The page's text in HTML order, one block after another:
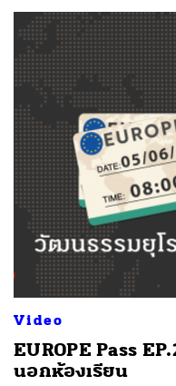
Video
EUROPE Pass
นอกห้องเรียน